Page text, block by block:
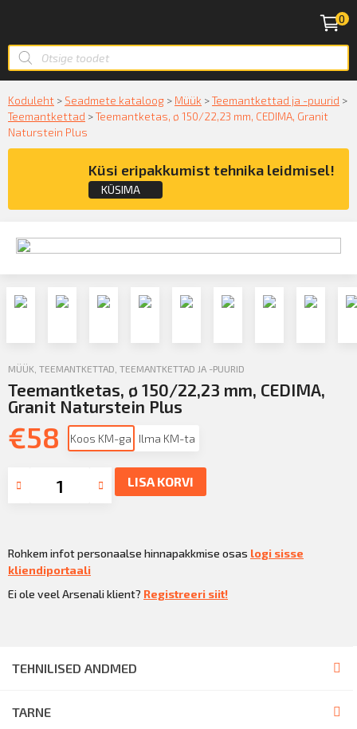
0
Koduleht > Seadmete kataloog > Müük >Teemantkettad ja -puurid >
Teemantkettad >Teemantketas, ø 150/22,23 mm, CEDIMA, Granit
Naturstein Plus
Küsi eripakkumist tehnika leidmisel!
KÜSIMA
MÜÜK TEEMANTKETTAD TEEMANTKETTAD JA -PUURID
Teemantketas, ø 150/22,23 mm, CEDIMA,
Granit Naturstein Plus
€58 Koos KM-ga Ilma KM-ta
LISA KORVI
Rohkem infot personaalse hinnapakkmise osas logi sisse
kliendiportaali
Ei ole veel Arsenali klient? Registreeri siit!
TEHNILISED ANDMED
TARNE